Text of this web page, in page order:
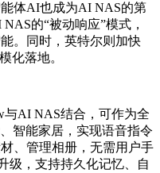
体AI也成为AI NAS的第
的“被动响应”模式，
。同时，英特尔则加快
化落地。
与AI NAS结合，可作为全
智能家居，实现语音指令
、管理相册，无需用户手
级，支持持久化记忆、自